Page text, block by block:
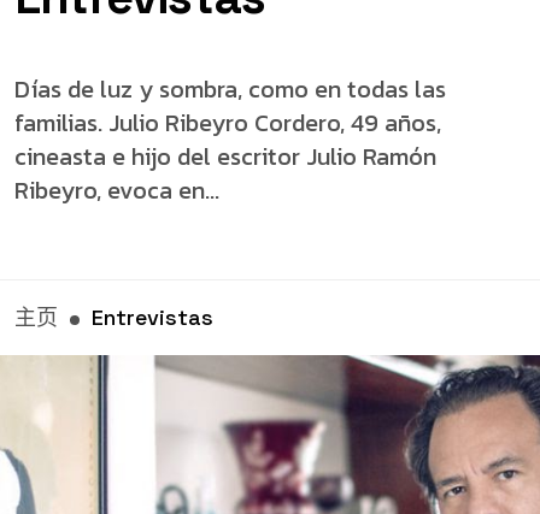
Días de luz y sombra, como en todas las
familias. Julio Ribeyro Cordero, 49 años,
cineasta e hijo del escritor Julio Ramón
Ribeyro, evoca en...
主页 Entrevistas